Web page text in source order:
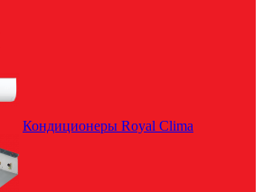
Кондиционеры Royal Clima